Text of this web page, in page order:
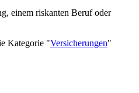
einem riskanten Beruf oder
Kategorie "Versicherungen"